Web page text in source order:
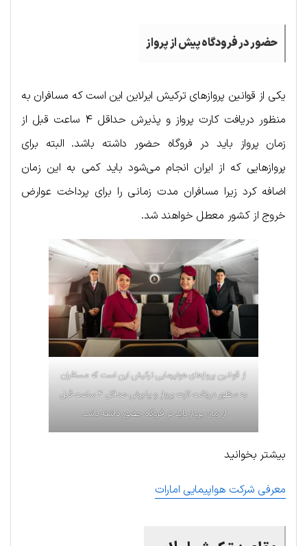
حضور در فرودگاه پیش از پرواز
یکی از قوانین پروازهای ترکیش ایرلاین این است که مسافران به
منظور دریافت کارت پرواز و پذیرش حداقل ۴ ساعت قبل از
زمان پرواز باید در فروگاه حضور داشته باشد. البته برای
پروازهایی که از ایران انجام می‌شود باید کمی به این زمان
اضافه کرد زیرا مسافران مدت زمانی را برای پرداخت عوارض
خروج از کشور معطل خواهند شد.
از قوانین پروازهای هواپیمایی ترکیش این است که مسافران
به منظور دریافت کارت پرواز و پذیرش حداقل ۴ ساعت قبل
از زمان پرواز باید در فروگاه حضور داشته باشد.
بیشتر بخوانید
معرفی شرکت هواپیمایی امارات